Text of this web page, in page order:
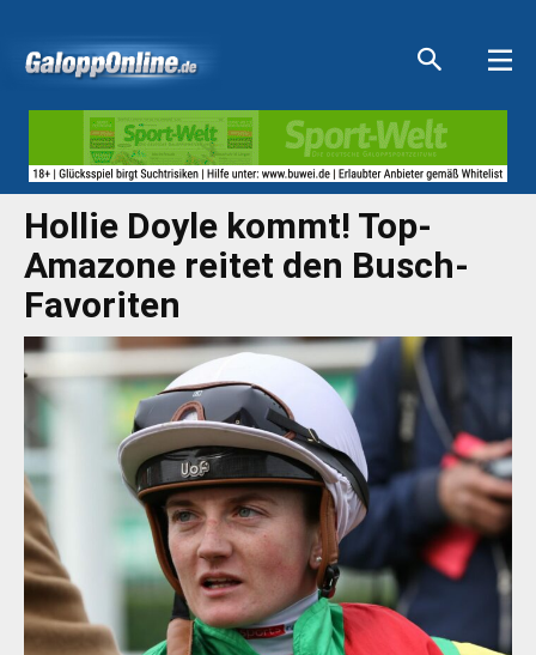
Hollie Doyle kommt! Top-
Amazone reitet den Busch-
Favoriten